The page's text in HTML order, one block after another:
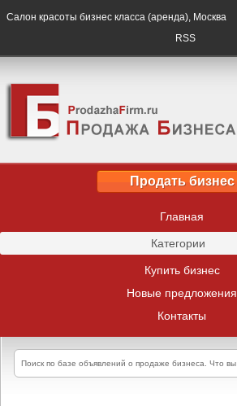
Салон красоты бизнес класса (аренда), Москва
RSS
Продать бизнес
Главная
Категории
Купить бизнес
Новые предложения
Контакты